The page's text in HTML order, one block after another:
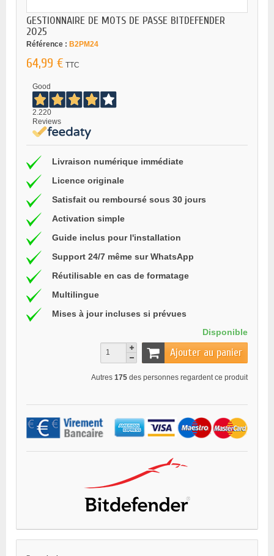
GESTIONNAIRE DE MOTS DE PASSE BITDEFENDER
2025
Référence : B2PM24
64,99 € TTC
Good
2.220
Reviews
Livraison numérique immédiate
Licence originale
Satisfait ou remboursé sous 30 jours
Activation simple
Guide inclus pour l'installation
Support 24/7 même sur WhatsApp
Réutilisable en cas de formatage
Multilingue
Mises à jour incluses si prévues
Disponible
Ajouter au panier
Autres 175 des personnes regardent ce produit